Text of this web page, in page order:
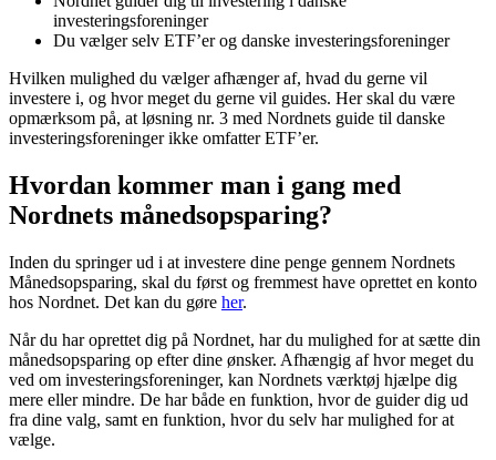
investeringsforeninger
Du vælger selv ETF’er og danske investeringsforeninger
Hvilken mulighed du vælger afhænger af, hvad du gerne vil
investere i, og hvor meget du gerne vil guides. Her skal du være
opmærksom på, at løsning nr. 3 med Nordnets guide til danske
investeringsforeninger ikke omfatter ETF’er.
Hvordan kommer man i gang med
Nordnets månedsopsparing?
Inden du springer ud i at investere dine penge gennem Nordnets
Månedsopsparing, skal du først og fremmest have oprettet en konto
hos Nordnet. Det kan du gøre her.
Når du har oprettet dig på Nordnet, har du mulighed for at sætte din
månedsopsparing op efter dine ønsker. Afhængig af hvor meget du
ved om investeringsforeninger, kan Nordnets værktøj hjælpe dig
mere eller mindre. De har både en funktion, hvor de guider dig ud
fra dine valg, samt en funktion, hvor du selv har mulighed for at
vælge.